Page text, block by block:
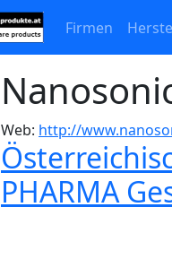
Firmen
Web: http://
PHARMA